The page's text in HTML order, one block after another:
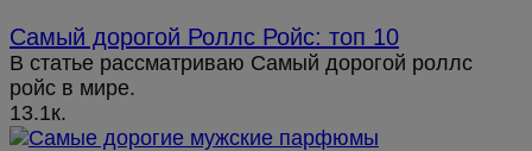
Самый дорогой Роллс Ройс: топ 10
В статье рассматриваю Самый дорогой роллс
ройс в мире.
13.1к.